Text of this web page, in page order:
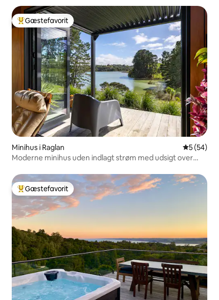
Bedste gæstefavorit
Gæstefavorit
Minihus i Raglan 5 ud af 5 i
5 (54)
Moderne minihus uden indlagt strøm med udsigt over
Bedste gæstefavorit
Gæstefavorit